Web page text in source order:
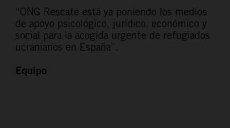
“ONG Rescate está ya poniendo los medios
de apoyo psicológico, jurídico, económico y
social para la acogida urgente de refugiados
ucranianos en España”.
Equipo